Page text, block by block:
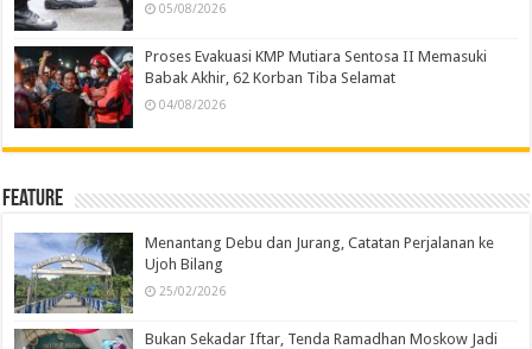
05/08/2026
Proses Evakuasi KMP Mutiara Sentosa II Memasuki
Babak Akhir, 62 Korban Tiba Selamat
04/08/2026
Feature
Menantang Debu dan Jurang, Catatan Perjalanan ke
Ujoh Bilang
25/02/2026
Bukan Sekadar Iftar, Tenda Ramadhan Moskow Jadi